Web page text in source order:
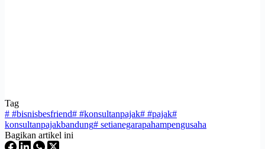
Tag
# #bisnisbesfriend# #konsultanpajak# #pajak#
konsultanpajakbandung# setianegarapahampengusaha
Bagikan artikel ini